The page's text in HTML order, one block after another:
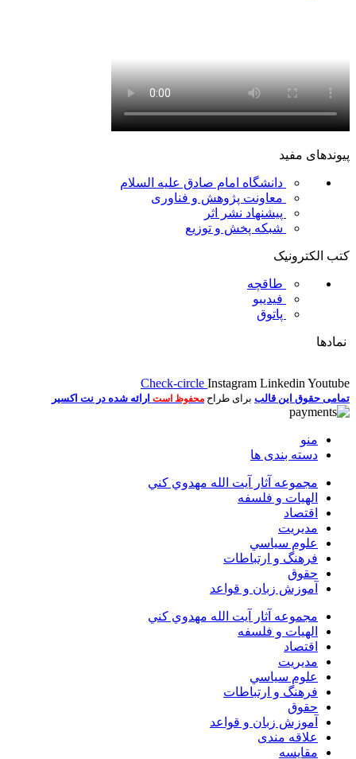
پیوندهای مفید
دانشگاه امام صادق علیه السلام
معاونت پژوهش و فناوری
پیشنهاد نشر اثر
شبکه پخش و توزیع
کتب الکترونیک
طاقچه
فیدیبو
پاتوق
نمادها
Check-circle Instagram Linkedin Youtube
تمامی حقوق این قالب برای طراح محفوظ است ارائه شده در نت اکسیر
منو
دسته بندی ها
مجموعه آثار آيت الله مهدوي كني
الهیات و فلسفه
اقتصاد
مديريت
علوم سياسي
فرهنگ و ارتباطات
حقوق
آموزش زبان و قواعد
مجموعه آثار آيت الله مهدوي كني
الهیات و فلسفه
اقتصاد
مديريت
علوم سياسي
فرهنگ و ارتباطات
حقوق
آموزش زبان و قواعد
علاقه مندی
مقایسه